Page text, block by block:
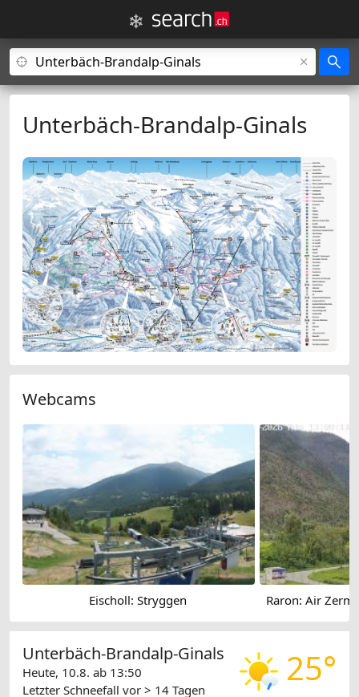
Unterbäch-Brandalp-Ginals
Webcams
Eischoll: Stryggen
25°
Unterbäch-Brandalp-Ginals
Heute, 10.8. ab 13:50
Letzter Schneefall vor > 14 Tagen